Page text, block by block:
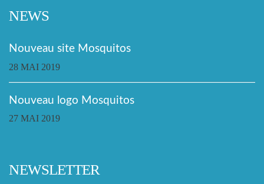
NEWS
Nouveau site Mosquitos
28 MAI 2019
Nouveau logo Mosquitos
27 MAI 2019
NEWSLETTER